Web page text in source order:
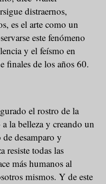
distraernos,
es el arte como un
este fenómeno
y el feísmo en
finales de los años 60.
el rostro de la
la belleza y creando un
desamparo y
resiste todas las
más humanos al
mismos. Y de este